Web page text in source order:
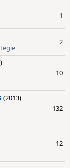
1
2
10
(2013)
132
12